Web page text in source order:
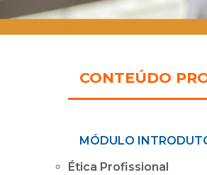
CONTEÚDO
MÓDULO
Ética Profissional